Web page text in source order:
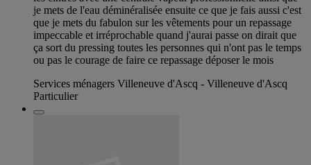
je mets de l'eau déminéralisée ensuite ce que je fais aussi c'est
que je mets du fabulon sur les vêtements pour un repassage
impeccable et irréprochable quand j'aurai passe on dirait que
ça sort du pressing toutes les personnes qui n'ont pas le temps
ou pas le courage de faire ce repassage déposer le mois
Services ménagers Villeneuve d'Ascq - Villeneuve d'Ascq
Particulier